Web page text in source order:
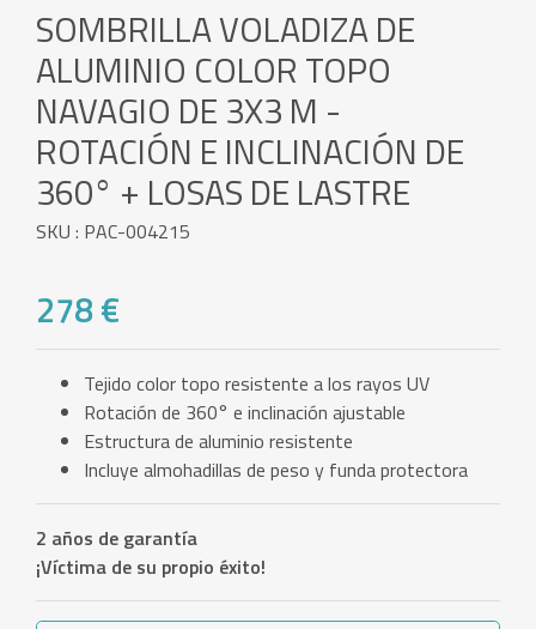
SOMBRILLA VOLADIZA DE
ALUMINIO COLOR TOPO
NAVAGIO DE 3X3 M -
ROTACIÓN E INCLINACIÓN DE
360° + LOSAS DE LASTRE
SKU : PAC-004215
278 €
Tejido color topo resistente a los rayos UV
Rotación de 360° e inclinación ajustable
Estructura de aluminio resistente
Incluye almohadillas de peso y funda protectora
2 años de garantía
¡Víctima de su propio éxito!